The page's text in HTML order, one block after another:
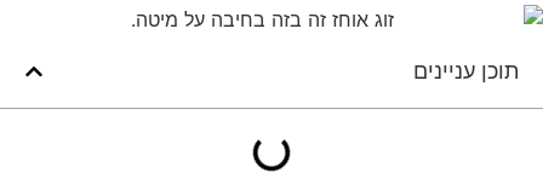
תוכן עניינים